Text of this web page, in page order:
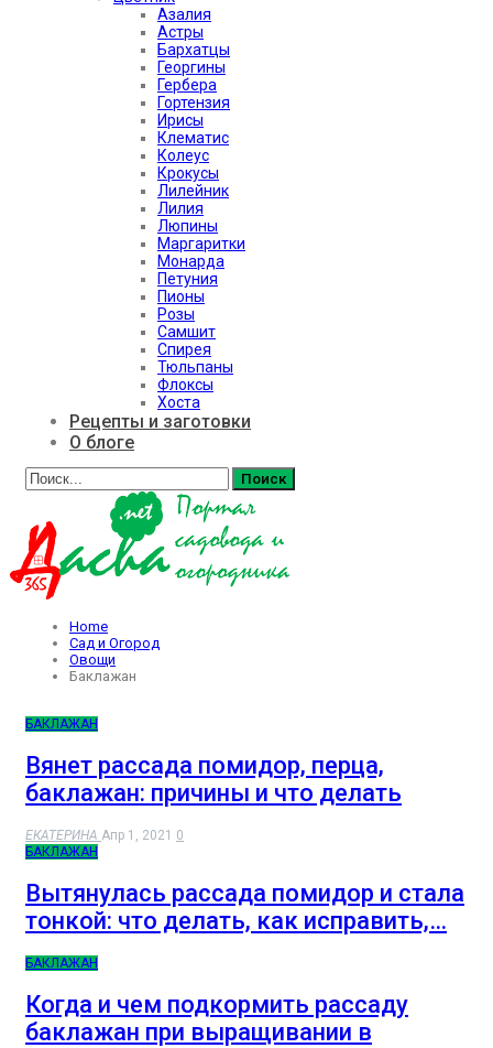
Азалия
Астры
Бархатцы
Георгины
Гербера
Гортензия
Ирисы
Клематис
Колеус
Крокусы
Лилейник
Лилия
Люпины
Маргаритки
Монарда
Петуния
Пионы
Розы
Самшит
Спирея
Тюльпаны
Флоксы
Хоста
Рецепты и заготовки
О блоге
Home
Сад и Огород
Овощи
Баклажан
БАКЛАЖАН
Вянет рассада помидор, перца,
баклажан: причины и что делать
ЕКАТЕРИНА Апр 1, 2021 0
БАКЛАЖАН
Вытянулась рассада помидор и стала
тонкой: что делать, как исправить,…
БАКЛАЖАН
Когда и чем подкормить рассаду
баклажан при выращивании в